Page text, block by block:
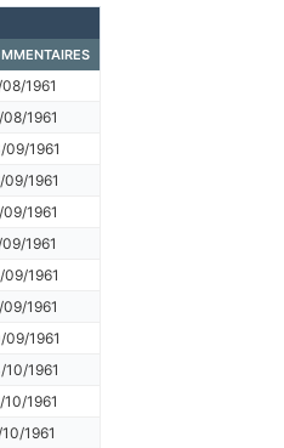
1961
08/1961
09/1961
1961
1961
1961
09/1961
09/1961
09/1961
1961
1961
1961